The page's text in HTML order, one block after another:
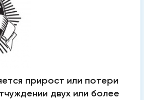
прирост или потери
двух или более